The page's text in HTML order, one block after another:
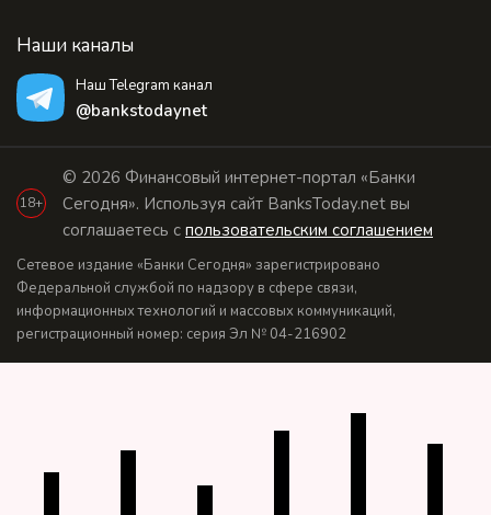
Наши каналы
Наш Telegram канал
@bankstodaynet
18+
© 2026 Финансовый интернет-портал «Банки
Сегодня». Используя сайт BanksToday.net вы
соглашаетесь с пользовательским соглашением
Сетевое издание «Банки Сегодня» зарегистрировано
Федеральной службой по надзору в сфере связи,
информационных технологий и массовых коммуникаций,
регистрационный номер: серия Эл № 04-216902